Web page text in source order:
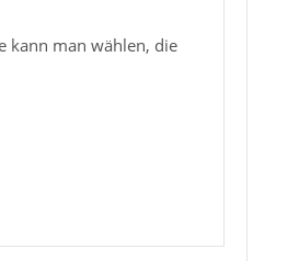
kann man wählen, die